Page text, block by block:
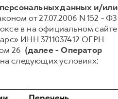
данных и/или
от 27.07.2006 N 152 - ФЗ
в на официальном сайте
ИНН 3711037412 ОГРН
26 (далее - Оператор
следующих условиях: